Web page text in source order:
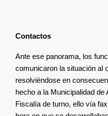
Contactos
Ante ese panorama, los
comunicaron la situación al
resolviéndose en
hecho a la Municipalidad
Fiscalía de turno, ello vía